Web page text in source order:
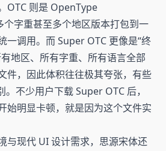
OTC 则是 OpenType
字重甚至多个地区版本打包到一
一调用。而 Super OTC 更像是“终
地区、所有字重、所有语言全部
件，因此体积往往极其夸张，有些
。不少用户下载 Super OTC 后，
始明显卡顿，就是因为这个文件实
与现代 UI 设计需求，思源宋体还